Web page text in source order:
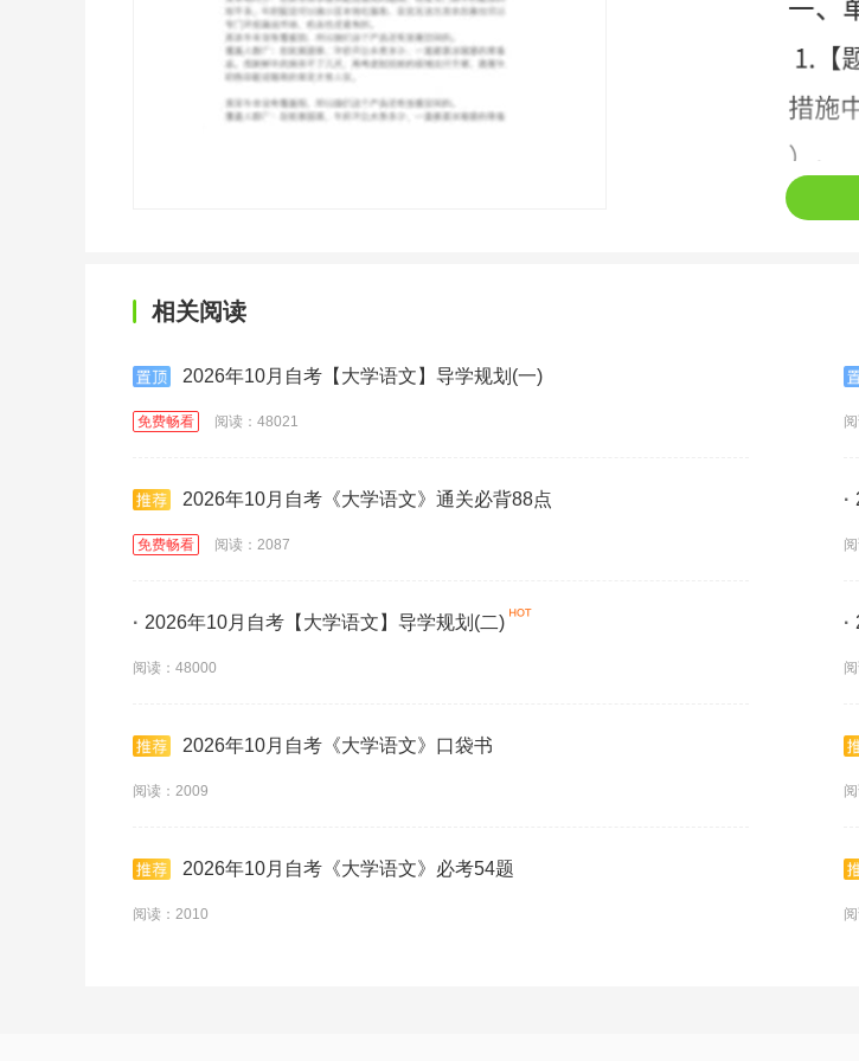
相关阅读
2026年10月自考【大学语文】导学规划(一)
免费畅看 阅读：48021
2026年10月自考《大学语文》通关必背88点
免费畅看 阅读：2087
·
· 2026年10月自考【大学语文】导学规划(二)
阅读：48000
·
2026年10月自考《大学语文》口袋书
阅读：2009
2026年10月自考《大学语文》必考54题
阅读：2010